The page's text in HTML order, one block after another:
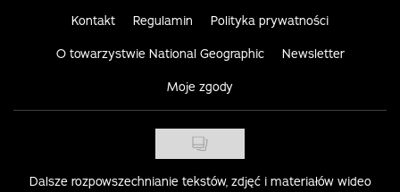
Kontakt Regulamin Polityka prywatności
O towarzystwie National Geographic Newsletter
Moje zgody
Dalsze rozpowszechnianie tekstów, zdjęć i materiałów wideo